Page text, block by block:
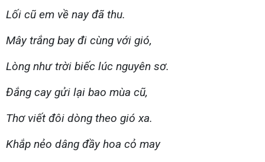
Lối cũ em về nay đã thu.
Mây trắng bay đi cùng với gió,
Lòng như trời biếc lúc nguyên sơ.
Đắng cay gửi lại bao mùa cũ,
Thơ viết đôi dòng theo gió xa.
Khắp nẻo dâng đầy hoa cỏ may